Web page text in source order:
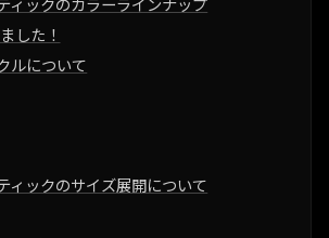
した！
ルについて
ィックのサイズ展開について